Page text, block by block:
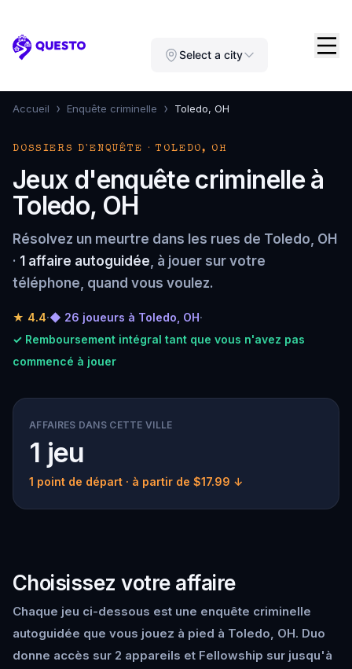
Questo Select a city
Accueil › Enquête criminelle › Toledo, OH
DOSSIERS D'ENQUÊTE · TOLEDO, OH
Jeux d'enquête criminelle à
Toledo, OH
Résolvez un meurtre dans les rues de Toledo, OH
· 1 affaire autoguidée, à jouer sur votre
téléphone, quand vous voulez.
★ 4.4·◆ 26 joueurs à Toledo, OH·
✓ Remboursement intégral tant que vous n'avez pas
commencé à jouer
AFFAIRES DANS CETTE VILLE
1 jeu
1 point de départ · à partir de $17.99 ↓
Choisissez votre affaire
Chaque jeu ci-dessous est une enquête criminelle
autoguidée que vous jouez à pied à Toledo, OH. Duo
donne accès sur 2 appareils et Fellowship sur jusqu'à